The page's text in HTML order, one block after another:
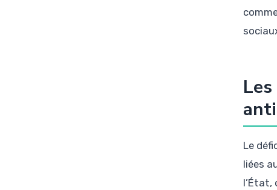
Le
liées
l’État,